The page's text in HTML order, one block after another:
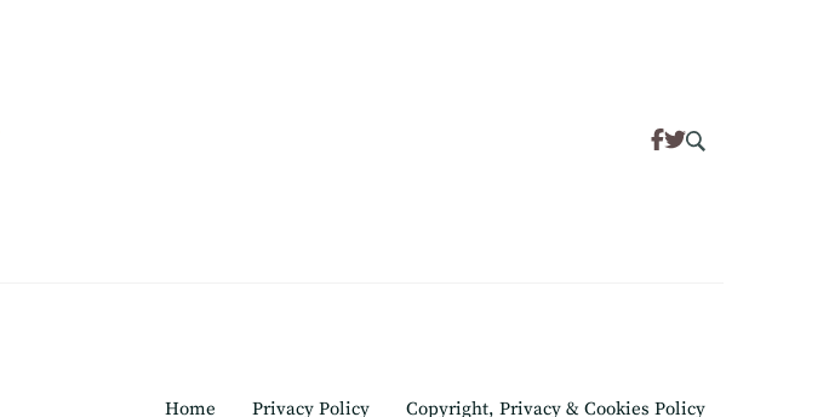
Home Privacy Policy Copyright, Privacy & Cookies Policy